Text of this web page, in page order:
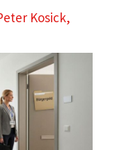
Kosick,